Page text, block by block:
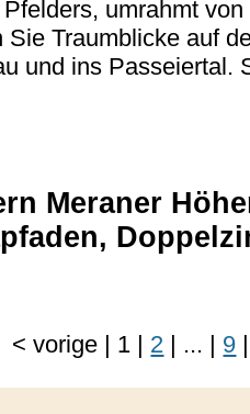
umrahmt
Sie Traumblicke auf
und ins Passeiertal.
Meraner
<vorige | 1 | 2 | ... | 9 |